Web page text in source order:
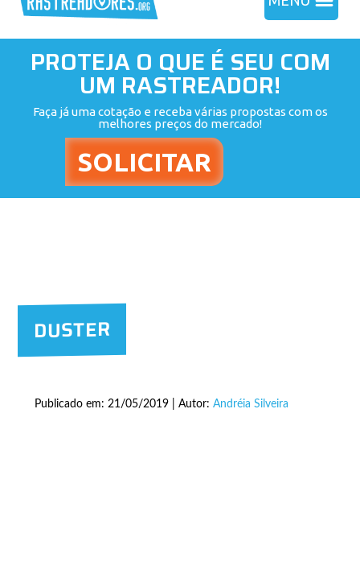
PROTEJA O QUE É SEU COM
UM RASTREADOR!
Faça já uma cotação e receba várias propostas com os
melhores preços do mercado!
DUSTER
Publicado em: 21/05/2019 | Autor: Andréia Silveira